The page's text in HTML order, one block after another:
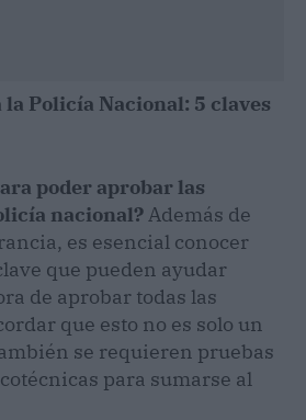
Policía Nacional: 5 claves
poder aprobar las
nacional?Además de
es esencial conocer
que pueden ayudar
de aprobar todas las
que esto no es solo un
se requieren pruebas
para sumarse al